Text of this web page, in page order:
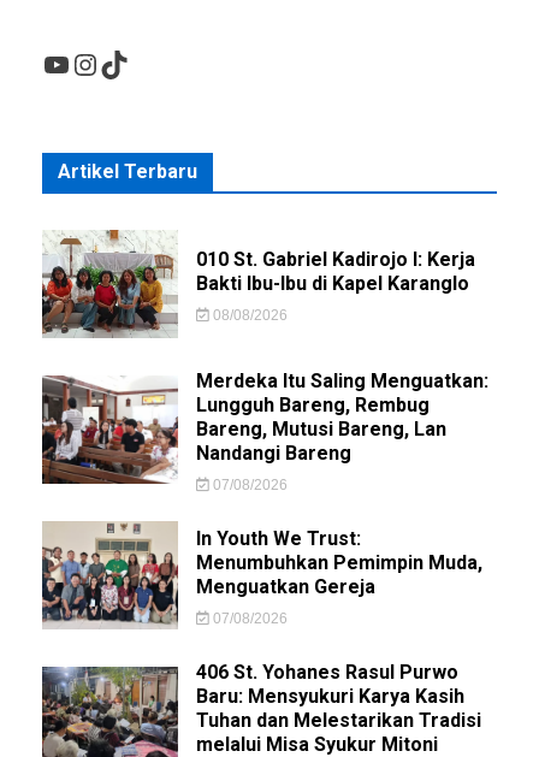
YouTube
Instagram
TikTok
Artikel Terbaru
010 St. Gabriel Kadirojo I: Kerja
Bakti Ibu-Ibu di Kapel Karanglo
08/08/2026
Merdeka Itu Saling Menguatkan:
Lungguh Bareng, Rembug
Bareng, Mutusi Bareng, Lan
Nandangi Bareng
07/08/2026
In Youth We Trust:
Menumbuhkan Pemimpin Muda,
Menguatkan Gereja
07/08/2026
406 St. Yohanes Rasul Purwo
Baru: Mensyukuri Karya Kasih
Tuhan dan Melestarikan Tradisi
melalui Misa Syukur Mitoni